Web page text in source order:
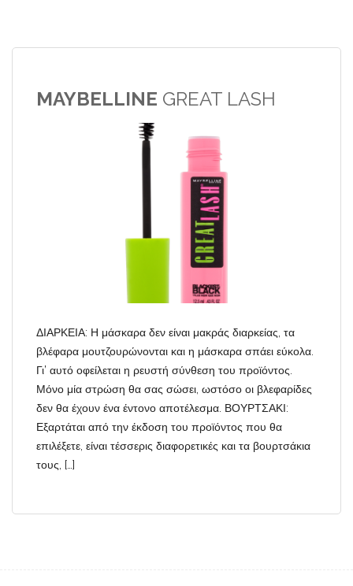
MAYBELLINE GREAT LASH
ΔΙΑΡΚΕΙΑ: Η μάσκαρα δεν είναι μακράς διαρκείας, τα
βλέφαρα μουτζουρώνονται και η μάσκαρα σπάει εύκολα.
Γι’ αυτό οφείλεται η ρευστή σύνθεση του προϊόντος.
Μόνο μία στρώση θα σας σώσει, ωστόσο οι βλεφαρίδες
δεν θα έχουν ένα έντονο αποτέλεσμα. ΒΟΥΡΤΣΑΚΙ:
Εξαρτάται από την έκδοση του προϊόντος που θα
επιλέξετε, είναι τέσσερις διαφορετικές και τα βουρτσάκια
τους, […]